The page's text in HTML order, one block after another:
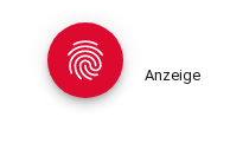
Anzeige